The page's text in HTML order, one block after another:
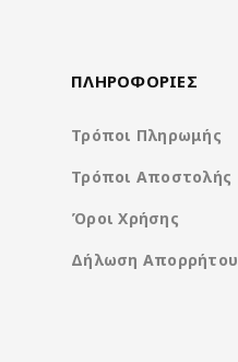
Os Android13
A5 @ 1.8Ghz
ΠΛΗΡΟΦΟΡΙΕΣ
Τρόποι Πληρωμής
Τρόποι Αποστολής
Όροι Χρήσης
Δήλωση Απορρήτου